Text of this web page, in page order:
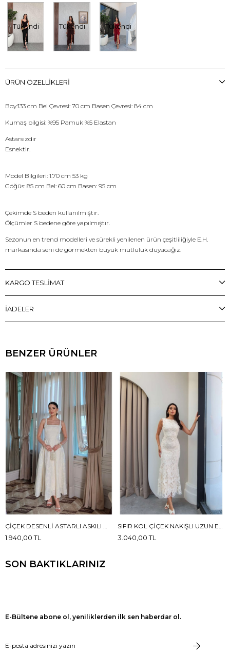
Tükendi Tükendi Tükendi
ÜRÜN ÖZELLIKLERI
Boy:133 cm Bel Çevresi: 70 cm Basen Çevresi: 84 cm
Kumaş bilgisi: %95 Pamuk %5 Elastan
Astarsızdır
Esnektir.
Model Bilgileri: 1.70 cm 53 kg
Göğüs: 85 cm Bel: 60 cm Basen: 95 cm
Çekimde S beden kullanılmıştır.
Ölçümler S bedene göre yapılmıştır.
Sezonun en trend modelleri ve sürekli yenilenen ürün çeşitliliğiyle E.H.
markasında seni de görmekten büyük mutluluk duyacağız.
KARGO TESLİMAT
İADELER
BENZER ÜRÜNLER
1.940,00 TL 3.040,00 TL
SON BAKTIKLARINIZ
E-Bültene abone ol, yeniliklerden ilk sen haberdar ol.